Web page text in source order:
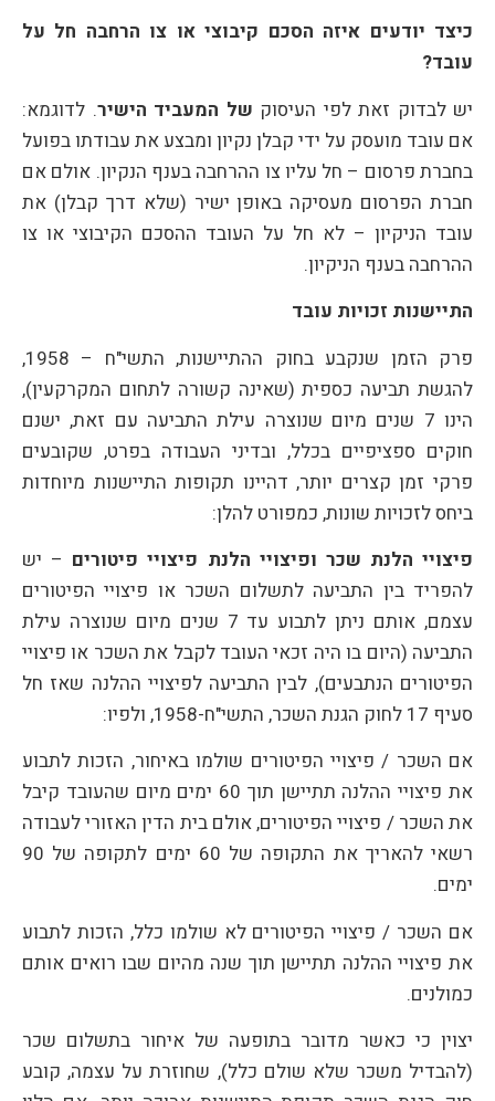
כיצד יודעים איזה הסכם קיבוצי או צו הרחבה חל על
עובד?
יש לבדוק זאת לפי העיסוק של המעביד הישיר. לדוגמא:
אם עובד מועסק על ידי קבלן נקיון ומבצע את עבודתו בפועל
בחברת פרסום – חל עליו צו ההרחבה בענף הנקיון. אולם אם
חברת הפרסום מעסיקה באופן ישיר (שלא דרך קבלן) את
עובד הניקיון – לא חל על העובד ההסכם הקיבוצי או צו
ההרחבה בענף הניקיון.
התיישנות זכויות עובד
פרק הזמן שנקבע בחוק ההתיישנות, התשי"ח – 1958,
להגשת תביעה כספית (שאינה קשורה לתחום המקרקעין),
הינו 7 שנים מיום שנוצרה עילת התביעה עם זאת, ישנם
חוקים ספציפיים בכלל, ובדיני העבודה בפרט, שקובעים
פרקי זמן קצרים יותר, דהיינו תקופות התיישנות מיוחדות
ביחס לזכויות שונות, כמפורט להלן:
פיצויי הלנת שכר ופיצויי הלנת פיצויי פיטורים – יש
להפריד בין התביעה לתשלום השכר או פיצויי הפיטורים
עצמם, אותם ניתן לתבוע עד 7 שנים מיום שנוצרה עילת
התביעה (היום בו היה זכאי העובד לקבל את השכר או פיצויי
הפיטורים הנתבעים), לבין התביעה לפיצויי ההלנה שאז חל
סעיף 17 לחוק הגנת השכר, התשי"ח-1958, ולפיו:
אם השכר / פיצויי הפיטורים שולמו באיחור, הזכות לתבוע
את פיצויי ההלנה תתיישן תוך 60 ימים מיום שהעובד קיבל
את השכר / פיצויי הפיטורים, אולם בית הדין האזורי לעבודה
רשאי להאריך את התקופה של 60 ימים לתקופה של 90
ימים.
אם השכר / פיצויי הפיטורים לא שולמו כלל, הזכות לתבוע
את פיצויי ההלנה תתיישן תוך שנה מהיום שבו רואים אותם
כמולנים.
יצוין כי כאשר מדובר בתופעה של איחור בתשלום שכר
(להבדיל משכר שלא שולם כלל), שחוזרת על עצמה, קובע